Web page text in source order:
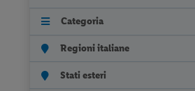
Categoria
Regioni italiane
Stati esteri